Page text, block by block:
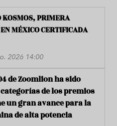
KOSMOS, PRIMERA
MÉXICO CERTIFICADA
2026 14:00
de Zoomlion ha sido
de los premios
un gran avance para la
de alta potencia